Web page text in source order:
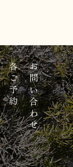
お問い合わせ
各ご予約